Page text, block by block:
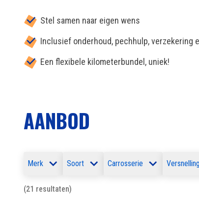
Stel samen naar eigen wens
Inclusief onderhoud, pechhulp, verzekering
Een flexibele kilometerbundel, uniek!
AANBOD
Merk Soort Carrosserie Versnelling
(21 resultaten)